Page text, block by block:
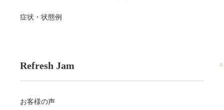
症状・状態例
Refresh Jam
お客様の声